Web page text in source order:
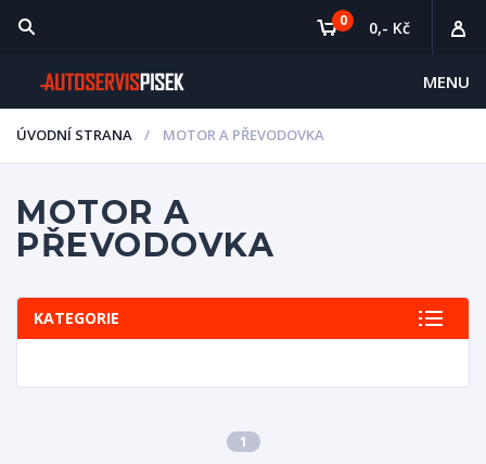
MENU
0 0,- Kč
ÚVODNÍ STRANA MOTOR A PŘEVODOVKA
MOTOR A
PŘEVODOVKA
KATEGORIE
1